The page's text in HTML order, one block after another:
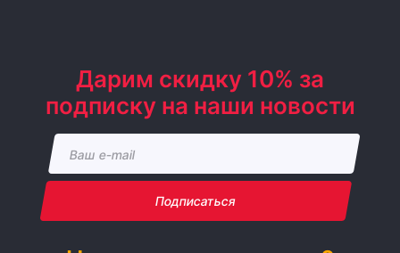
Дарим скидку 10% за
подписку на наши новости
Подписаться